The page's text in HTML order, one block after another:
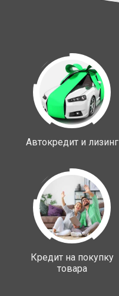
Автокредит и лизинг
Кредит на покупку
товара